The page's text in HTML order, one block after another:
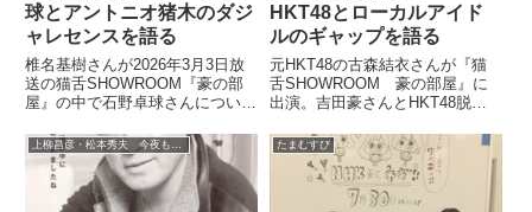
球とアントニオ猪木のダジ
ャレセンスを語る
椎名基樹さんが2026年3月3日放
送の猫舌SHOWROOM『豪の部
屋』の中で石野卓球さんについて
について話す中で同じくダジャレ
を連発していたアントニオ猪木さ
んについても話していました。
HKT48とローカルアイド
ルのギャップを語る
元HKT48の古森結衣さんが『猫
舌SHOWROOM 豪の部屋』に
出演。吉田豪さんとHKT48脱退
ループと、HKT48時代のギャッ
プについて話していました。?#
猫舌SHOWROOM「豪の部屋」?
#古森結衣 と至高...
上柳昌彦・松本秀夫 今夜もオトパラ！ たまむすび